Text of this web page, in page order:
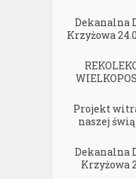
Dekanalna
Krzyżowa
Projekt
naszej
Dekanalna
Krzyżowa